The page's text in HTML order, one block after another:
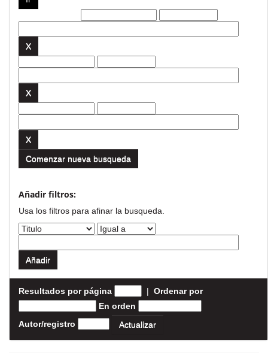
Comenzar nueva busqueda
Añadir filtros:
Usa los filtros para afinar la busqueda.
Resultados por página | Ordenar por
En orden
Autor/registro